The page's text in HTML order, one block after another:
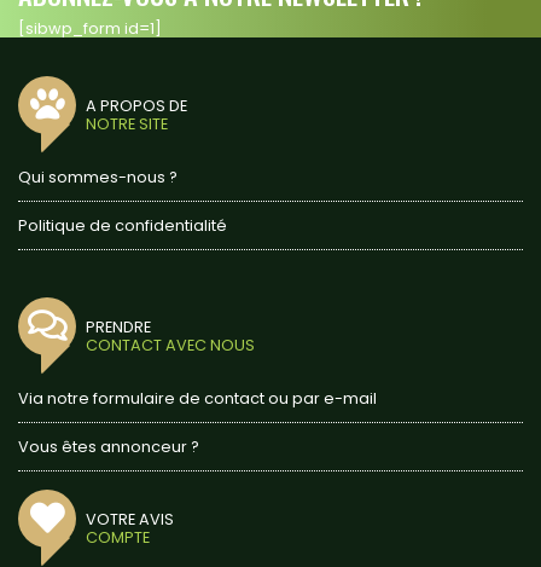
[sibwp_form id=1]
A PROPOS DE
NOTRE SITE
Qui sommes-nous ?
Politique de confidentialité
PRENDRE
CONTACT AVEC NOUS
Via notre formulaire de contact ou par e-mail
Vous êtes annonceur ?
VOTRE AVIS
COMPTE